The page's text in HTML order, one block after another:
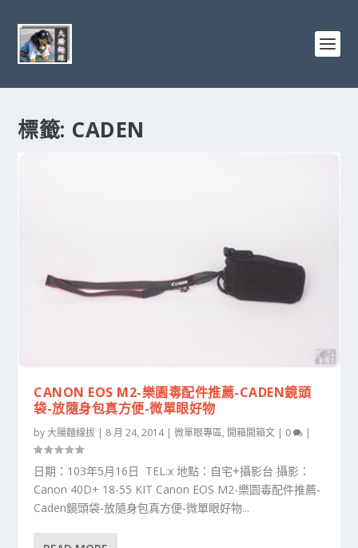
標籤: CADEN
CANON EOS M2-樂園毒配件推薦-CADEN鏡頭
袋-放隨身包真方便-微單眼好物
by大腸麵線拔 | 8 月 24, 2014|微單眼專區, 開箱開箱文 | 0 |
日期：103年5月16日 TEL:x 地點：自宅+攝影台 攝影：
Canon 40D+ 18-55 KIT Canon EOS M2-樂園毒配件推薦-
Caden鏡頭袋-放隨身包真方便-微單眼好物...